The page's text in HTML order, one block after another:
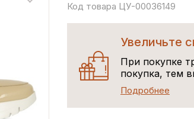
Код товара ЦУ-00036149
Увеличьте
При покупке
покупка, тем
Подробнее